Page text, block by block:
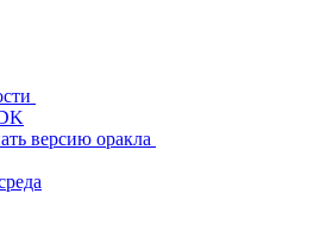
версию оракла